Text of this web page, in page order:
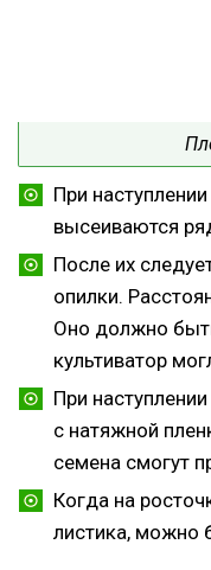
При
высеиваются
После их
опилки.
Оно должно
культиватор
При
с натяжной
семена смогут
Когда на
листика, можно